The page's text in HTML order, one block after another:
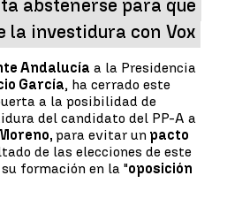
abstenerse para que
la investidura con Vox
Andalucía a la Presidencia
García, ha cerrado este
a la posibilidad de
del candidato del PP-A a
para evitar un pacto
de las elecciones de este
formación en la "oposición